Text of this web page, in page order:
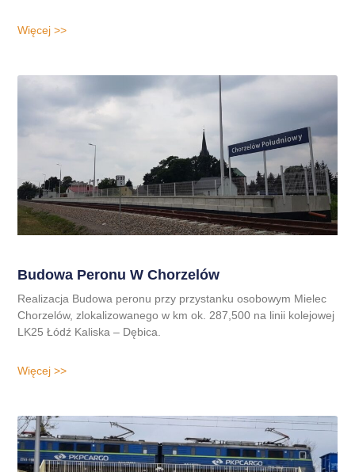
Więcej >>
Budowa Peronu W Chorzelów
Realizacja Budowa peronu przy przystanku osobowym Mielec
Chorzelów, zlokalizowanego w km ok. 287,500 na linii kolejowej
LK25 Łódź Kaliska – Dębica.
Więcej >>